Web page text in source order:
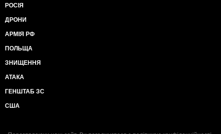
РОСІЯ
ДРОНИ
АРМІЯ РФ
ПОЛЬЩА
ЗНИЩЕННЯ
АТАКА
ГЕНШТАБ ЗС
США